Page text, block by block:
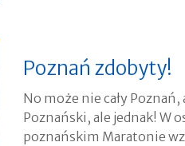
Poznań zdobyty!
No może nie cały
Poznański, ale jednak! W
poznańskim Maratonie